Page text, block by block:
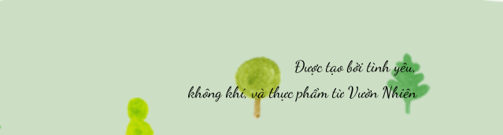
Được tạo bởi tình yêu,
không khí, và thực phẩm từ Vườn Nhiên